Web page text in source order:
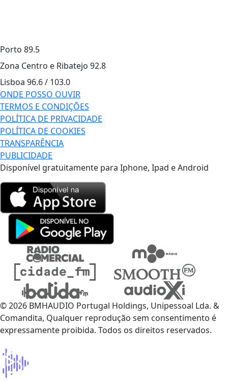
Porto 89.5
Zona Centro e Ribatejo 92.8
Lisboa 96.6 / 103.0
ONDE POSSO OUVIR
TERMOS E CONDIÇÕES
POLÍTICA DE PRIVACIDADE
POLÍTICA DE COOKIES
TRANSPARÊNCIA
PUBLICIDADE
Disponível gratuitamente para Iphone, Ipad e Android
© 2026 BMHAUDIO Portugal Holdings, Unipessoal Lda. &
Comandita, Qualquer reprodução sem consentimento é
expressamente proibida. Todos os direitos reservados.